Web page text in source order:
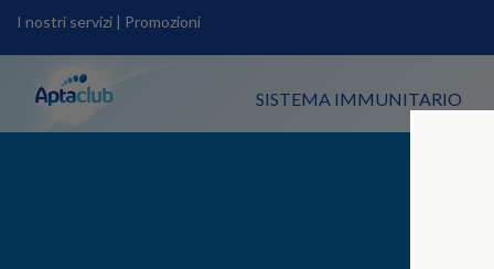
I nostri servizi | Promozioni
SISTEMA IMMUNITARIO